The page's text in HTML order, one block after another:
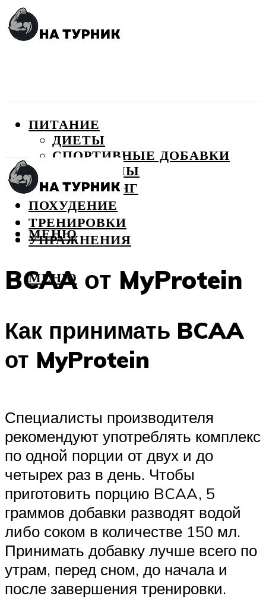
ПИТАНИЕ
ДИЕТЫ
СПОРТИВНЫЕ ДОБАВКИ
ВИТАМИНЫ
БОДИБИЛДИНГ
ПОХУДЕНИЕ
ТРЕНИРОВКИ
УПРАЖНЕНИЯ
МЕНЮ
МЕНЮ
BCAA от MyProtein
Как принимать BCAA
от MyProtein
Специалисты производителя
рекомендуют употреблять комплекс
по одной порции от двух и до
четырех раз в день. Чтобы
приготовить порцию BCAA, 5
граммов добавки разводят водой
либо соком в количестве 150 мл.
Принимать добавку лучше всего по
утрам, перед сном, до начала и
после завершения тренировки.